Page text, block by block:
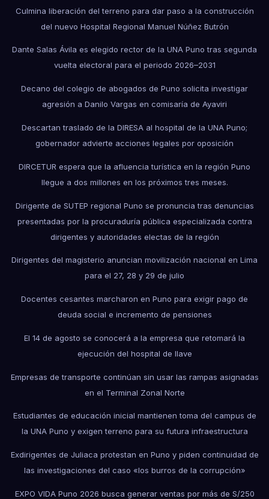
Culmina liberación del terreno para dar paso a la construcción
del nuevo Hospital Regional Manuel Núñez Butrón
Dante Salas Ávila es elegido rector de la UNA Puno tras segunda
vuelta electoral para el periodo 2026–2031
Decano del colegio de abogados de Puno solicita investigar
agresión a Danilo Vargas en comisaría de Ayaviri
Descartan traslado de la DIRESA al hospital de la UNA Puno;
gobernador advierte acciones legales por oposición
DIRCETUR espera que la afluencia turística en la región Puno
llegue a dos millones en los próximos tres meses.
Dirigente de SUTEP regional Puno se pronuncia tras denuncias
presentadas por la procuraduría pública especializada contra
dirigentes y autoridades electas de la región
Dirigentes del magisterio anuncian movilización nacional en Lima
para el 27, 28 y 29 de julio
Docentes cesantes marcharon en Puno para exigir pago de
deuda social e incremento de pensiones
El 14 de agosto se conocerá a la empresa que retomará la
ejecución del hospital de Ilave
Empresas de transporte continúan sin usar las rampas asignadas
en el Terminal Zonal Norte
Estudiantes de educación inicial mantienen toma del campus de
la UNA Puno y exigen terreno para su futura infraestructura
Exdirigentes de Juliaca protestan en Puno y piden continuidad de
las investigaciones del caso «los burros de la corrupción»
EXPO VIDA Puno 2026 busca generar ventas por más de S/250